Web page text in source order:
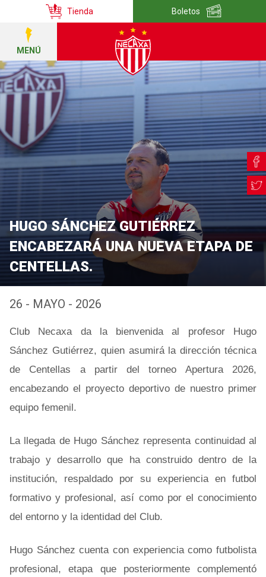
Tienda Boletos
MENÚ
HUGO SÁNCHEZ GUTIÉRREZ
ENCABEZARÁ UNA NUEVA ETAPA DE
CENTELLAS.
26 - MAYO - 2026
Club Necaxa da la bienvenida al profesor Hugo
Sánchez Gutiérrez, quien asumirá la dirección técnica
de Centellas a partir del torneo Apertura 2026,
encabezando el proyecto deportivo de nuestro primer
equipo femenil.
La llegada de Hugo Sánchez representa continuidad al
trabajo y desarrollo que ha construido dentro de la
institución, respaldado por su experiencia en futbol
formativo y profesional, así como por el conocimiento
del entorno y la identidad del Club.
Hugo Sánchez cuenta con experiencia como futbolista
profesional, etapa que posteriormente complementó